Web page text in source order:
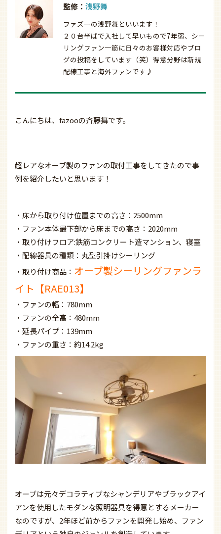
監修： 浅野舞
ファズーの浅野舞といいます！
２０台半ばで入社して早いもので7年弱、シー
リングファン一筋に日々のお客様対応やブロ
グの投稿をしています（笑）得意分野は新規
配線工事と海外ファンです♪
こんにちは、fazooの斉藤舞です。
超レアなオーブ製のファンの取付工事をしてきたので事
例を紹介したいと思います！
・床から取り付け位置までの高さ：2500mm
・ファン本体最下部から床までの高さ：2020mm
・取り付けフロア:鉄筋コンクリート造マンション、寝室
・配線器具の種類：丸型引掛けシーリング
・取り付け商品： オーブ製シーリングファンラ
イト【RAE013】
・ファンの幅：780mm
・ファンの全高：480mm
・延長パイプ：139mm
・ファンの重さ：約14.2kg
オーブは元々デコラティブなシャンデリアやブラックアイ
アンを使用したモダンな照明器具を得意とするメーカー
なのですが、2年ほど前からファンを開発し始め、 ファン